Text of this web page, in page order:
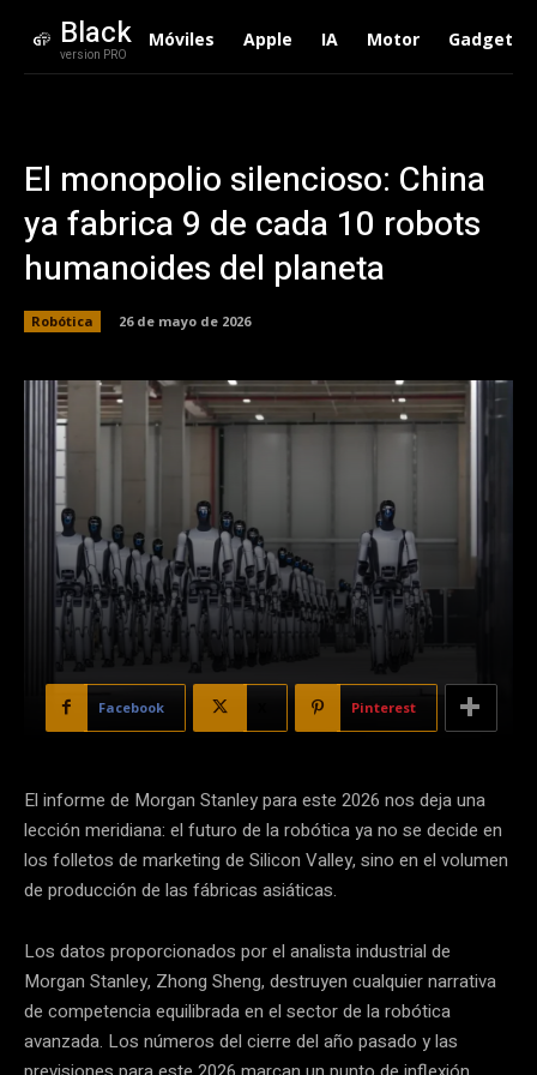
Black
version PRO
Móviles Apple IA Motor Gadgets
El monopolio silencioso: China
ya fabrica 9 de cada 10 robots
humanoides del planeta
Robótica 26 de mayo de 2026
Facebook Pinterest
El informe de Morgan Stanley para este 2026 nos deja una
lección meridiana: el futuro de la robótica ya no se decide en
los folletos de marketing de Silicon Valley, sino en el volumen
de producción de las fábricas asiáticas.
Los datos proporcionados por el analista industrial de
Morgan Stanley, Zhong Sheng, destruyen cualquier narrativa
de competencia equilibrada en el sector de la robótica
avanzada. Los números del cierre del año pasado y las